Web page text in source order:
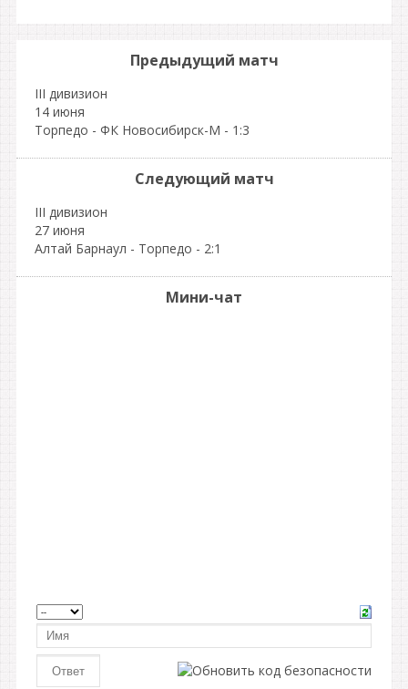
Предыдущий матч
III дивизион
14 июня
Торпедо - ФК Новосибирск-М - 1:3
Следующий матч
III дивизион
27 июня
Алтай Барнаул - Торпедо - 2:1
Мини-чат